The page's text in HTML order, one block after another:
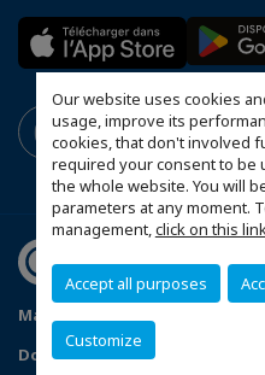
Our website uses cookies
usage, improve its
cookies, that don't involved
required your consent to be
the whole website. You will
parameters at any moment.
management,click on this
Accept all purposes
Customize
Mapa witryny
Dopasuj swoje ustawienia